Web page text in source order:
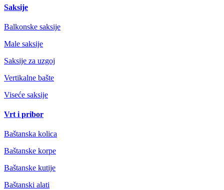
Saksije
Balkonske saksije
Male saksije
Saksije za uzgoj
Vertikalne bašte
Viseće saksije
Vrt i pribor
Baštanska kolica
Baštanske korpe
Baštanske kutije
Baštanski alati